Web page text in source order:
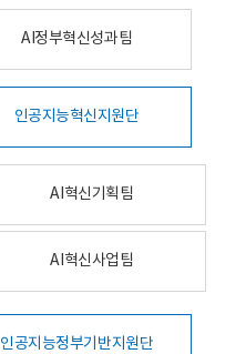
AI정부혁신성과팀
인공지능혁신지원단
AI혁신기획팀
AI혁신사업팀
인공지능정부기반지원단